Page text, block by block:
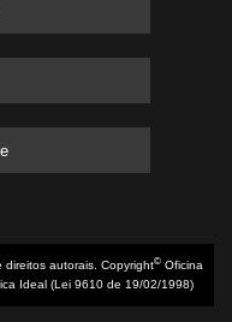
autorais. Copyright©Oficina
Ideal (Lei 9610 de 19/02/1998)